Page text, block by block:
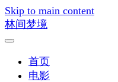
Skip to main content
林间梦境
首页
电影